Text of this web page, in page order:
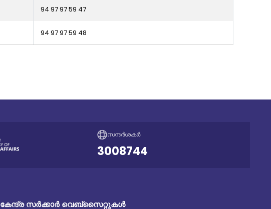
94 97 97 59 47
94 97 97 59 48
സന്ദർശകർ
3008744
കേന്ദ്ര സർക്കാർ വെബ്സൈറ്റുകൾ